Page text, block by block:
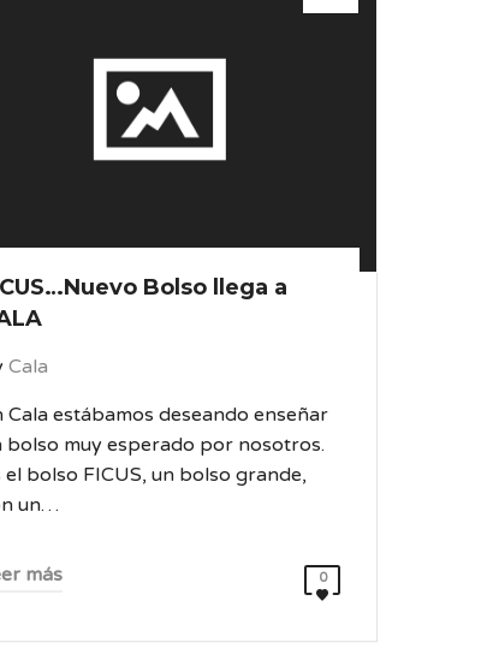
Bolso llega a
Cala
Cala estábamos deseando enseñar
bolso muy esperado por nosotros.
el bolso FICUS, un bolso grande,
un…
más 0